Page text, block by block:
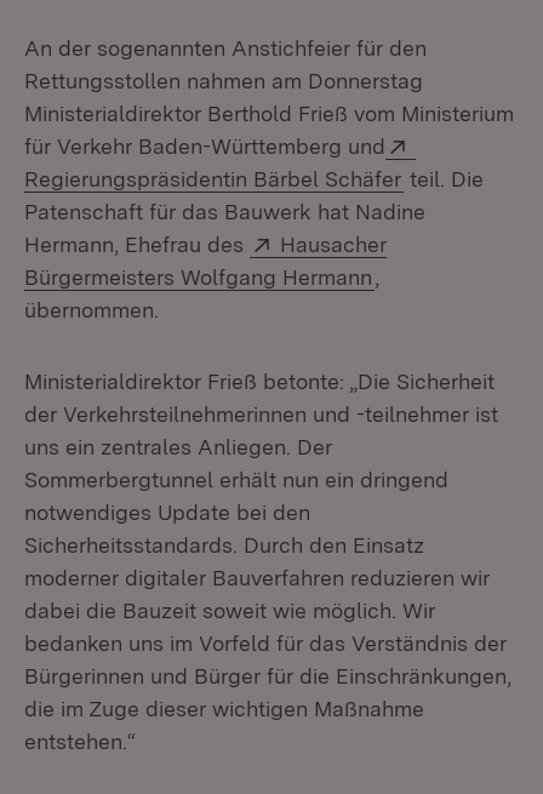
An der sogenannten Anstichfeier für den
Rettungsstollen nahmen am Donnerstag
Ministerialdirektor Berthold Frieß vom Ministerium
für Verkehr Baden-Württemberg und
Regierungspräsidentin Bärbel Schäfer (Öffnet in
teil. Die
Patenschaft für das Bauwerk hat Nadine
Hermann, Ehefrau des
Extern:
Hausacher
Bürgermeisters Wolfgang Hermann
übernommen.
Ministerialdirektor Frieß betonte: „Die Sicherheit
der Verkehrsteilnehmerinnen und -teilnehmer ist
uns ein zentrales Anliegen. Der
Sommerbergtunnel erhält nun ein dringend
notwendiges Update bei den
Sicherheitsstandards. Durch den Einsatz
moderner digitaler Bauverfahren reduzieren wir
dabei die Bauzeit soweit wie möglich. Wir
bedanken uns im Vorfeld für das Verständnis der
Bürgerinnen und Bürger für die Einschränkungen,
die im Zuge dieser wichtigen Maßnahme
entstehen.“